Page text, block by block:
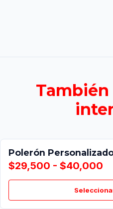
Polerón
$29,500 - $40,000